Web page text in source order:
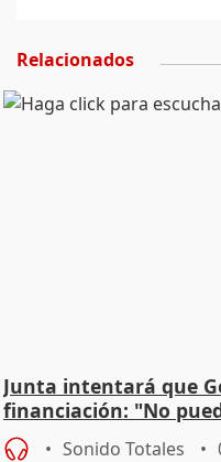
Relacionados
Junta intentará que
financiación: "No
Sonido Totales